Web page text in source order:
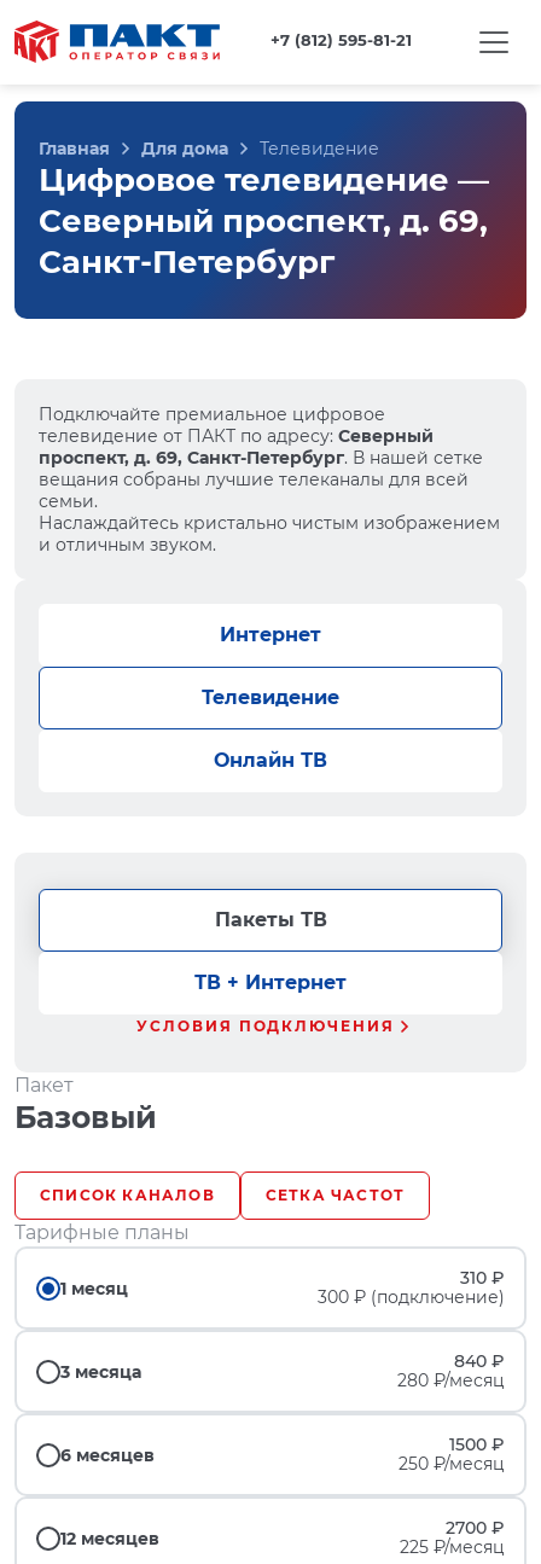
+7 (812) 595-81-21
Главная Для дома Телевидение
Цифровое телевидение —
Северный проспект, д. 69,
Санкт-Петербург
Подключайте премиальное цифровое
телевидение от ПАКТ по адресу: Северный
проспект, д. 69, Санкт-Петербург. В нашей сетке
вещания собраны лучшие телеканалы для всей
семьи.
Наслаждайтесь кристально чистым изображением
и отличным звуком.
Интернет
Телевидение
Онлайн ТВ
Пакеты ТВ
ТВ + Интернет
УСЛОВИЯ ПОДКЛЮЧЕНИЯ
Пакет
Базовый
СПИСОК КАНАЛОВ СЕТКА ЧАСТОТ
Тарифные планы
1 месяц
310 ₽
300 ₽ (подключение)
3 месяца
840 ₽
280 ₽/месяц
6 месяцев
1500 ₽
250 ₽/месяц
12 месяцев
2700 ₽
225 ₽/месяц